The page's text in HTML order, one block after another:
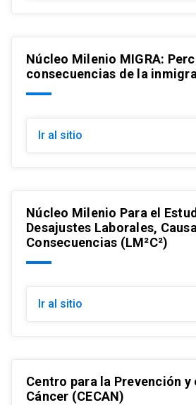
Núcleo Milenio MIGRA:
consecuencias de la
Ir al sitio
Núcleo Milenio Para el
Desajustes Laborales,
Consecuencias (LM²C²)
Ir al sitio
Centro para la Prevención y
Cáncer (CECAN)